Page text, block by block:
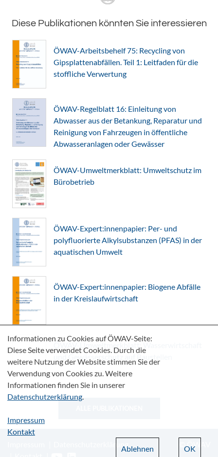
Diese Publikationen könnten Sie interessieren
ÖWAV-Arbeitsbehelf 75: Recycling von
Gipsplattenabfällen. Teil 1: Leitfaden für die
stoffliche Verwertung
ÖWAV-Regelblatt 16: Einleitung von
Abwasser aus der Betankung, Reparatur und
Reinigung von Fahrzeugen in öffentliche
Abwasseranlagen oder Gewässer
ÖWAV-Umweltmerkblatt: Umweltschutz im
Bürobetrieb
ÖWAV-Expert:innenpapier: Per- und
polyfluorierte Alkylsubstanzen (PFAS) in der
aquatischen Umwelt
ÖWAV-Expert:innenpapier: Biogene Abfälle
in der Kreislaufwirtschaft
Datenschutzerklärung
© ÖWAV
Informationen zu Cookies auf ÖWAV-Seite:
Diese Seite verwendet Cookies. Durch die
weitere Nutzung der Website stimmen Sie der
Verwendung von Cookies zu. Weitere
Informationen finden Sie in unserer
Datenschutzerklärung.
Impressum
Kontakt
OK
Ablehnen